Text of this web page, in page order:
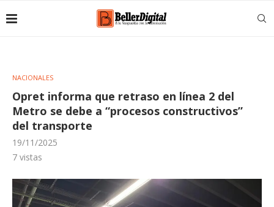
NACIONALES
Opret informa que retraso en línea 2 del
Metro se debe a “procesos constructivos”
del transporte
19/11/2025
7 vistas